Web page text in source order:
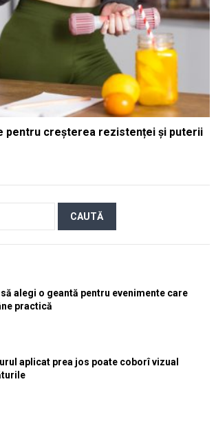
pentru creșterea rezistenței și puterii
alegi o geantă pentru evenimente care
practică
aplicat prea jos poate coborî vizual